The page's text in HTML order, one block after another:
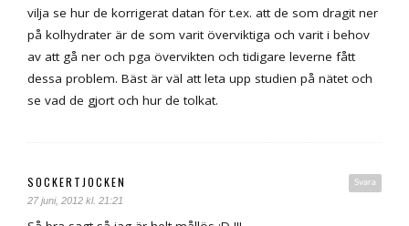
vilja se hur de korrigerat datan för t.ex. att de som dragit ner
på kolhydrater är de som varit överviktiga och varit i behov
av att gå ner och pga övervikten och tidigare leverne fått
dessa problem. Bäst är väl att leta upp studien på nätet och
se vad de gjort och hur de tolkat.
Svara
SOCKERTJOCKEN
27 juni, 2012 kl. 21:21